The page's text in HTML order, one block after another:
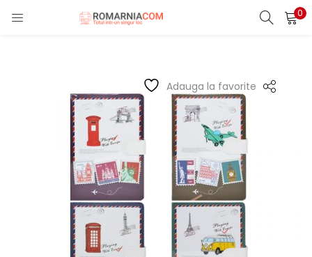
0
LOGIN REGISTER
Remember me
Lost password?
Adauga la favorite